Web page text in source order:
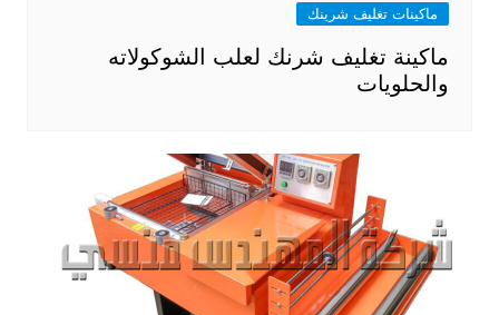
ماكينات تغليف شرينك
ماكينة تغليف شرنك لعلب الشوكولاته
والحلويات